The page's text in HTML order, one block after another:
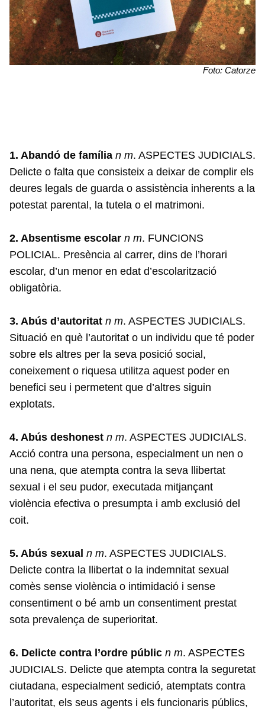
Foto: Catorze
1. Abandó de família n m. ASPECTES JUDICIALS.
Delicte o falta que consisteix a deixar de complir els
deures legals de guarda o assistència inherents a la
potestat parental, la tutela o el matrimoni.
2. Absentisme escolar n m. FUNCIONS
POLICIAL. Presència al carrer, dins de l’horari
escolar, d’un menor en edat d’escolarització
obligatòria.
3. Abús d’autoritat n m. ASPECTES JUDICIALS.
Situació en què l’autoritat o un individu que té poder
sobre els altres per la seva posició social,
coneixement o riquesa utilitza aquest poder en
benefici seu i permetent que d’altres siguin
explotats.
4. Abús deshonest n m. ASPECTES JUDICIALS.
Acció contra una persona, especialment un nen o
una nena, que atempta contra la seva llibertat
sexual i el seu pudor, executada mitjançant
violència efectiva o presumpta i amb exclusió del
coit.
5. Abús sexual n m. ASPECTES JUDICIALS.
Delicte contra la llibertat o la indemnitat sexual
comès sense violència o intimidació i sense
consentiment o bé amb un consentiment prestat
sota prevalença de superioritat.
6. Delicte contra l’ordre públic n m. ASPECTES
JUDICIALS. Delicte que atempta contra la seguretat
ciutadana, especialment sedició, atemptats contra
l’autoritat, els seus agents i els funcionaris públics,